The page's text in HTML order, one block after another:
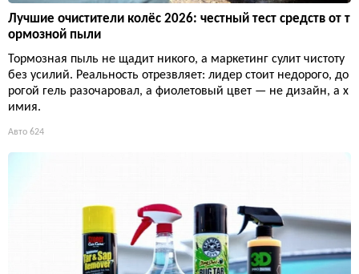
Лучшие очистители колёс 2026: честный тест средств от т
ормозной пыли
Тормозная пыль не щадит никого, а маркетинг сулит чистоту
без усилий. Реальность отрезвляет: лидер стоит недорого, до
рогой гель разочаровал, а фиолетовый цвет — не дизайн, а х
имия.
Авто 624